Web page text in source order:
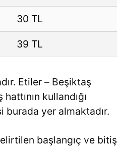
30 TL
39 TL
Etiler – Beşiktaş
kullandığı
yer almaktadır.
başlangıç ve bitiş